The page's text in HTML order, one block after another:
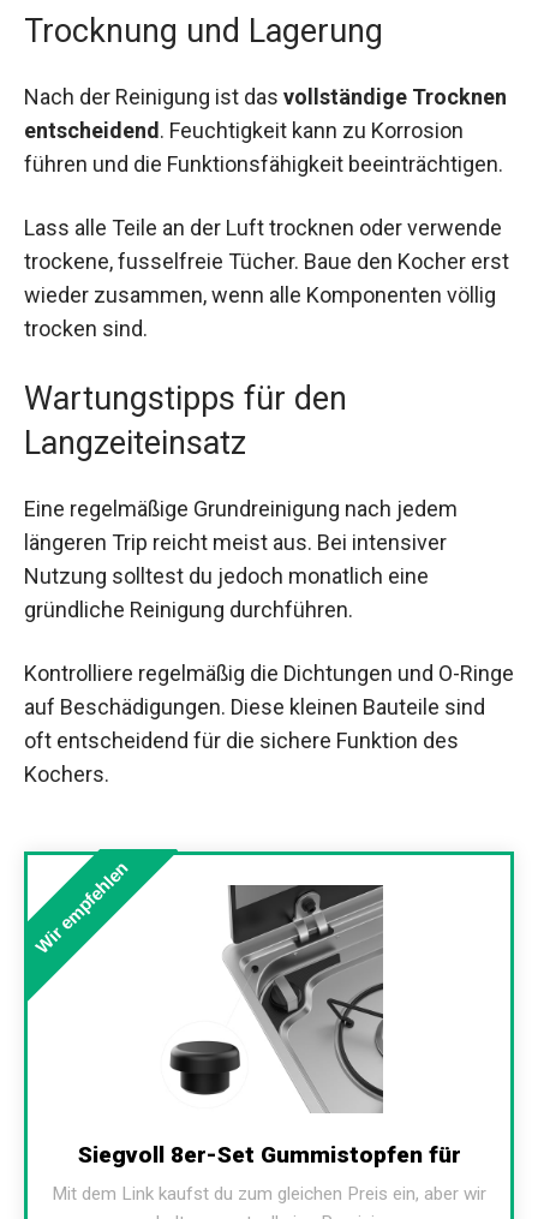
Trocknung und Lagerung
Nach der Reinigung ist das vollständige Trocknen
entscheidend . Feuchtigkeit kann zu Korrosion
führen und die Funktionsfähigkeit beeinträchtigen.
Lass alle Teile an der Luft trocknen oder verwende
trockene, fusselfreie Tücher. Baue den Kocher erst
wieder zusammen, wenn alle Komponenten völlig
trocken sind.
Wartungstipps für den
Langzeiteinsatz
Eine regelmäßige Grundreinigung nach jedem
längeren Trip reicht meist aus. Bei intensiver
Nutzung solltest du jedoch monatlich eine
gründliche Reinigung durchführen.
Kontrolliere regelmäßig die Dichtungen und O-Ringe
auf Beschädigungen. Diese kleinen Bauteile sind
oft entscheidend für die sichere Funktion des
Kochers.
Wir empfehlen
Siegvoll 8er-Set Gummistopfen für
Mit dem Link kaufst du zum gleichen Preis ein, aber wir